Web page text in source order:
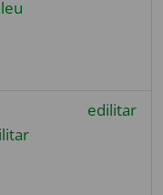
edilitar